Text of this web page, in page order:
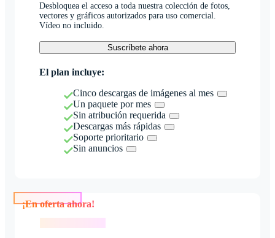
Desbloquea el acceso a toda nuestra colección de fotos,
vectores y gráficos autorizados para uso comercial.
Vídeo no incluido.
Suscríbete ahora
El plan incluye:
Cinco descargas de imágenes al mes
Un paquete por mes
Sin atribución requerida
Descargas más rápidas
Soporte prioritario
Sin anuncios